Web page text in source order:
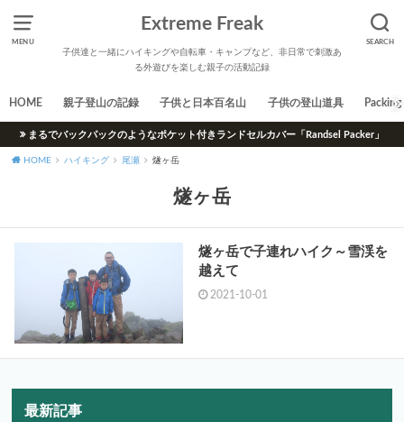
MENU SEARCH
Extreme Freak
子供達と一緒にハイキングや自転車・キャンプなど、非日常で刺激あ
る外遊びを楽しむ親子の活動記録
HOME 親子登山の記録 子供と日本百名山 子供の登山道具 Packing
まるでバックパックのようなポケット付きランドセルカバー「Randsel Packer」
HOME ハイキング 尾瀬 燧ヶ岳
燧ヶ岳
燧ヶ岳で子連れハイク～雪渓を
越えて
2021-10-01
最新記事